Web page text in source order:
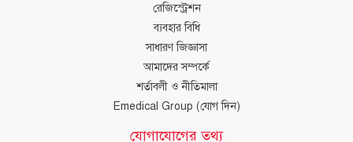
রেজিস্ট্রেশন
ব্যবহার বিধি
সাধারণ জিজ্ঞাসা
আমাদের সম্পর্কে
শর্তাবলী ও নীতিমালা
Emedical Group (যোগ দিন)
যোগাযোগের তথ্য